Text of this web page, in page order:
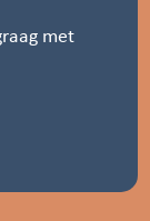
met